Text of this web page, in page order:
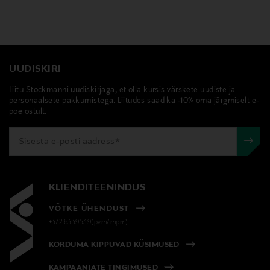
UUDISKIRI
Liitu Stockmanni uudiskirjaga, et olla kursis värskete uudiste ja
personaalsete pakkumistega. Liitudes saad ka -10% oma järgmiselt e-
poe ostult.
KLIENDITEENINDUS
VÕTKE ÜHENDUST
+372 6339539(pvm/mpm)
KORDUMA KIPPUVAD KÜSIMUSED